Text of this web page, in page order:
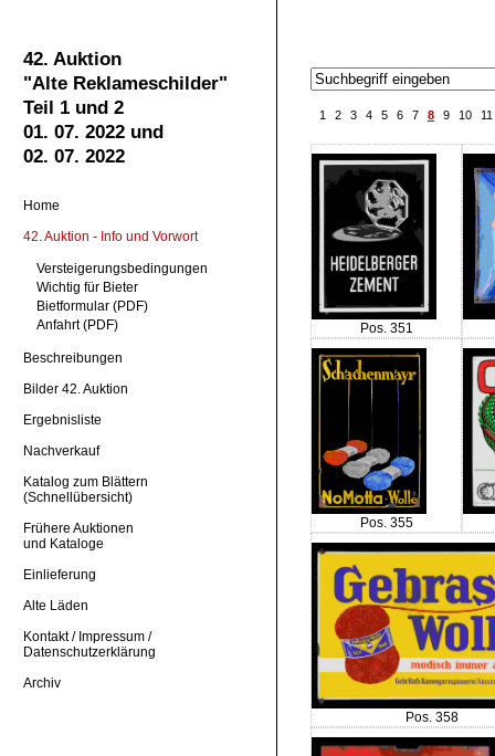
42. Auktion
"Alte Reklameschilder"
Teil 1 und 2
01. 07. 2022 und
02. 07. 2022
Home
42. Auktion - Info und Vorwort
Versteigerungsbedingungen
Wichtig für Bieter
Bietformular (PDF)
Anfahrt (PDF)
Beschreibungen
Bilder 42. Auktion
Ergebnisliste
Nachverkauf
Katalog zum Blättern
(Schnellübersicht)
Frühere Auktionen
und Kataloge
Einlieferung
Alte Läden
Kontakt / Impressum /
Datenschutzerklärung
Archiv
1 2 3 4 5 6 7 8 9 10 11
Pos. 351
Pos. 355
Pos. 358